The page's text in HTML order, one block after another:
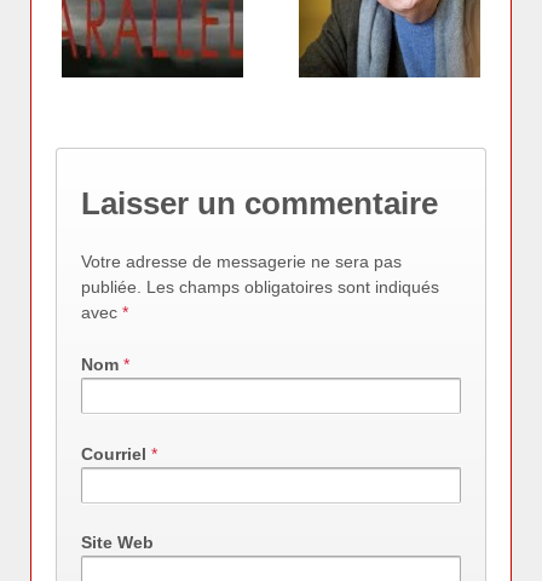
Laisser un commentaire
Votre adresse de messagerie ne sera pas
publiée. Les champs obligatoires sont indiqués
avec *
Nom *
Courriel *
Site Web